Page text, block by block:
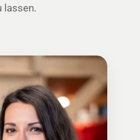
lassen.